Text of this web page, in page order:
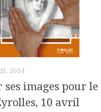
2014
ses images pour le
10 avril